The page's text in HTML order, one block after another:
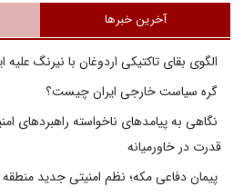
آخرین خبرها
الگوی بقای تاکتیکی اردوغان با نیرنگ علیه
گره سیاست خارجی ایران چیست؟
نگاهی به پیامدهای ناخواسته راهبردهای
قدرت در خاورمیانه
پیمان دفاعی مکه؛ نظم امنیتی جدید منطقه